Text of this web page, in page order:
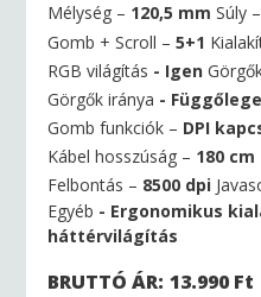
Mélység – 120,5 mm Súly –
Gomb + Scroll –5+1
RGB világítás - Igen
Görgők iránya -
Gomb funkciók – DPI
Kábel hosszúság – 180 cm
Felbontás – 8500 dpi
Egyéb - Ergonomikus
háttérvilágítás
BRUTTÓ ÁR: 13.990 Ft